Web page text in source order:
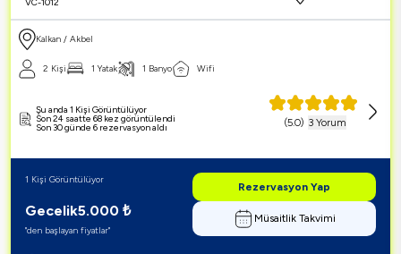
Kalkan / Akbel
2 Kişi 1 Yatak 1 Banyo Wifi
(5.0) 3 Yorum
Şu anda 1 Kişi Görüntülüyor
Son 24 saatte 68 kez görüntülendi
Son 30 günde 6 rezervasyon aldı
Gecelik5.000 ₺
"den başlayan fiyatlar"
1 Kişi Görüntülüyor
Rezervasyon Yap
Müsaitlik Takvimi